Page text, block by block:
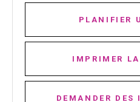
PLANIFIER
IMPRIMER
DEMANDER DES